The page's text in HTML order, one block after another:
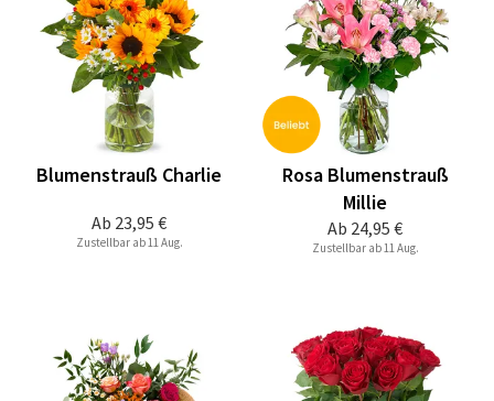
Ab 23,95 €
Blumenstrauß Charlie
Zustellbar ab 11 Aug.
Ab 24,95 €
Rosa Blumenstrauß
Millie
Zustellbar ab 11 Aug.